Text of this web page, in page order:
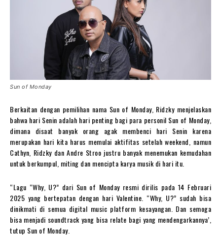
Sun of Monday
Berkaitan dengan pemilihan nama Sun of Monday, Ridzky menjelaskan
bahwa hari Senin adalah hari penting bagi para personil Sun of Monday,
dimana disaat banyak orang agak membenci hari Senin karena
merupakan hari kita harus memulai aktifitas setelah weekend, namun
Cathyn, Ridzky dan Andre Stroo justru banyak menemukan kemudahan
untuk berkumpul, miting dan mencipta karya musik di hari itu.
“Lagu “Why, U?” dari Sun of Monday resmi dirilis pada 14 Februari
2025 yang bertepatan dengan hari Valentine. “Why, U?” sudah bisa
dinikmati di semua digital music platform kesayangan. Dan semoga
bisa menjadi soundtrack yang bisa relate bagi yang mendengarkannya’,
tutup Sun of Monday.